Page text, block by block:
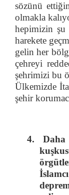
sözünü
olmakla
hepimizin şu
harekete
gelin her
çehreyi
şehrimizi bu
Ülkemizde
şehir
4. Daha